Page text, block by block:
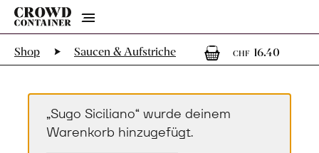
Menu
Shop Saucen & Aufstriche
CHF 16.401
„Sugo Siciliano“ wurde deinem
Warenkorb hinzugefügt.